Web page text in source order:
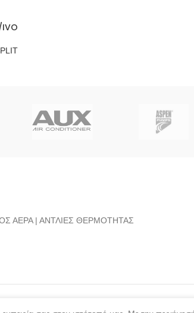
IVO
ΑΕΡΑ | ΑΝΤΛΙΕΣ ΘΕΡΜΟΤΗΤΑΣ